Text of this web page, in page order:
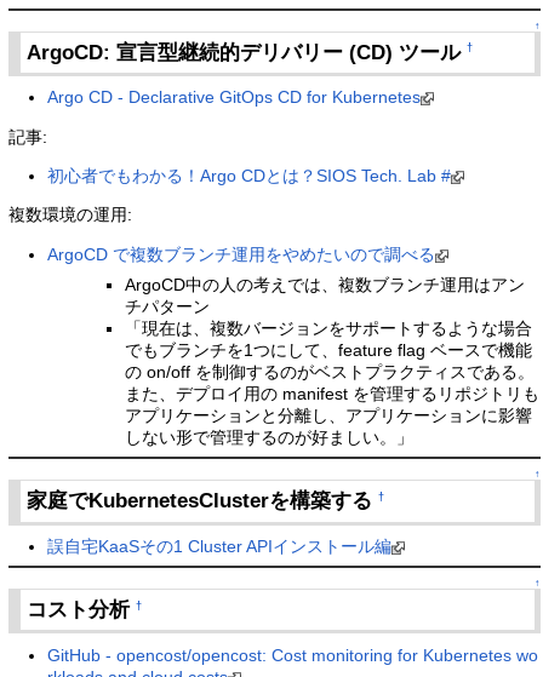
↑
ArgoCD: 宣言型継続的デリバリー (CD) ツール†
Argo CD - Declarative GitOps CD for Kubernetes
記事:
初心者でもわかる！Argo CDとは？SIOS Tech. Lab #
複数環境の運用:
ArgoCD で複数ブランチ運用をやめたいので調べる
ArgoCD中の人の考えでは、複数ブランチ運用はアン
チパターン
「現在は、複数バージョンをサポートするような場合
でもブランチを1つにして、feature flag ベースで機能
の on/off を制御するのがベストプラクティスである。
また、デプロイ用の manifest を管理するリポジトリも
アプリケーションと分離し、アプリケーションに影響
しない形で管理するのが好ましい。」
↑
家庭でKubernetesClusterを構築する†
誤自宅KaaSその1 Cluster APIインストール編
↑
コスト分析†
GitHub - opencost/opencost: Cost monitoring for Kubernetes wo